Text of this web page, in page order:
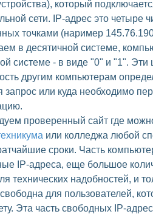
который
сети. IP-адрес это четыре
точками (наример
в десятичной системе,
системе - в виде "0" и "1".
другим компьютерам
запрос или куда необходимо
проверенный сайт где
или колледжа любой
сроки. Часть
IP-адреса, еще большое
технических надобностей, и
для пользователей,
Эта часть свободных IP-